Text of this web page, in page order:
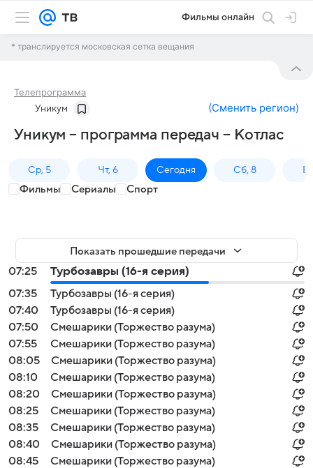
Фильмы онлайн
* транслируется московская сетка вещания
Телепрограмма
Уникум (Сменить регион)
Уникум – программа передач – Котлас
Ср, 5 Чт, 6 Сегодня Сб, 8
Фильмы Сериалы Спорт
Показать прошедшие передачи
07:25
Турбозавры (16-я серия)
07:35
Турбозавры (16-я серия)
07:40
Турбозавры (16-я серия)
07:50
Смешарики (Торжество разума)
07:55
Смешарики (Торжество разума)
08:05
Смешарики (Торжество разума)
08:10
Смешарики (Торжество разума)
08:20
Смешарики (Торжество разума)
08:25
Смешарики (Торжество разума)
08:35
Смешарики (Торжество разума)
08:40
Смешарики (Торжество разума)
08:45
Смешарики (Торжество разума)